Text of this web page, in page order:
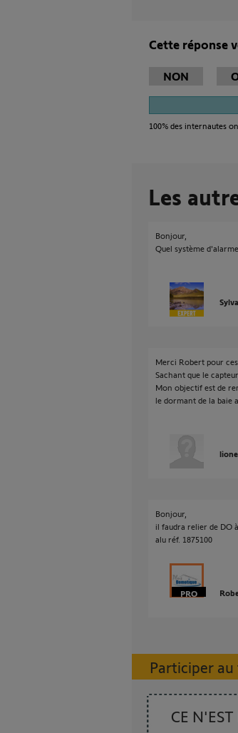
Cette réponse
NON
100% des internautes
Les
Bonjour,
Quel système
Merci Robert pour
Sachant que le
Mon objectif est de
le dormant de la baie
Bonjour,
il faudra relier de DO
alu réf. 1875100
Participer au
CE N'EST